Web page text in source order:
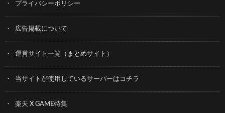
プライバシーポリシー
広告掲載について
運営サイト一覧（まとめサイト）
当サイトが使用しているサーバーはコチラ
楽天 X GAME特集